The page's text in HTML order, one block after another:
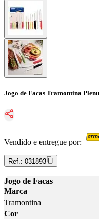
Jogo de Facas Tramontina
Vendido e entregue por:
Ref.: 031893
Jogo de Facas
Marca
Tramontina
Cor